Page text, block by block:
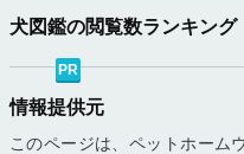
犬図鑑の閲覧数ランキング
PR
情報提供元
このページは、ペットホーム